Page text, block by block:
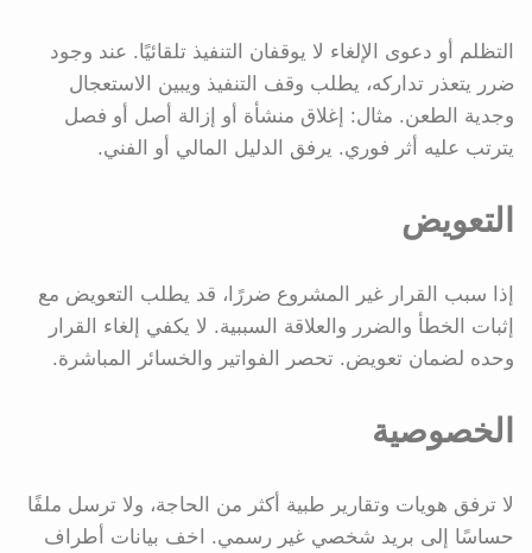
التظلم أو دعوى الإلغاء لا يوقفان التنفيذ تلقائيًا. عند وجود
ضرر يتعذر تداركه، يطلب وقف التنفيذ ويبين الاستعجال
وجدية الطعن. مثال: إغلاق منشأة أو إزالة أصل أو فصل
يترتب عليه أثر فوري. يرفق الدليل المالي أو الفني.
التعويض
إذا سبب القرار غير المشروع ضررًا، قد يطلب التعويض مع
إثبات الخطأ والضرر والعلاقة السببية. لا يكفي إلغاء القرار
وحده لضمان تعويض. تحصر الفواتير والخسائر المباشرة.
الخصوصية
لا ترفق هويات وتقارير طبية أكثر من الحاجة، ولا ترسل ملفًا
حساسًا إلى بريد شخصي غير رسمي. اخف بيانات أطراف